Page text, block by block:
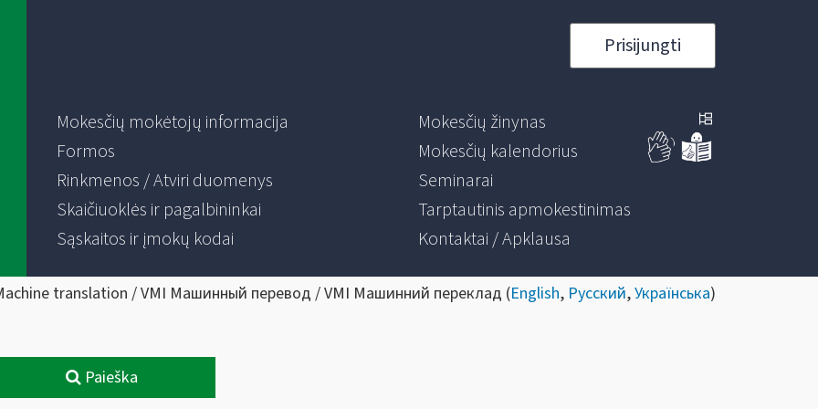
Prisijungti
Mokesčių mokėtojų informacija
Formos
Rinkmenos / Atviri duomenys
Skaičiuoklės ir pagalbininkai
Sąskaitos ir įmokų kodai
Mokesčių žinynas
Mokesčių kalendorius
Seminarai
Tarptautinis apmokestinimas
Kontaktai / Apklausa
translation / VMI Машинный перевод / VMI Машинний переклад (English, Русский,Українська)
Paieška